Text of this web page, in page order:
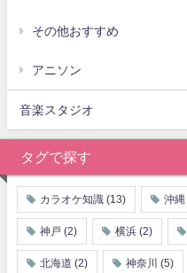
その他おすすめ
アニソン
音楽スタジオ
タグで探す
カラオケ知識 (13) 沖縄
神戸 (2) 横浜 (2)
北海道 (2) 神奈川 (5)